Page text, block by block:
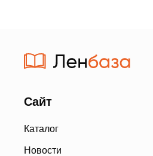
Сайт
Каталог
Новости